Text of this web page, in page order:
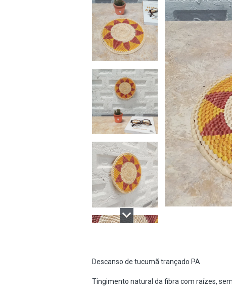
Descanso de tucumã trançado PA
Tingimento natural da fibra com raízes,